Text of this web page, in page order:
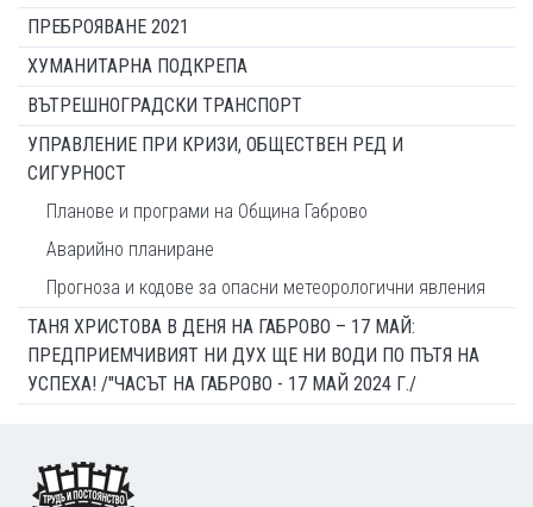
ПРЕБРОЯВАНЕ 2021
ХУМАНИТАРНА ПОДКРЕПА
ВЪТРЕШНОГРАДСКИ ТРАНСПОРТ
УПРАВЛЕНИЕ ПРИ КРИЗИ, ОБЩЕСТВЕН РЕД И
СИГУРНОСТ
Планове и програми на Община Габрово
Аварийно планиране
Прогноза и кодове за опасни метеорологични явления
ТАНЯ ХРИСТОВА В ДЕНЯ НА ГАБРОВО – 17 МАЙ:
ПРЕДПРИЕМЧИВИЯТ НИ ДУХ ЩЕ НИ ВОДИ ПО ПЪТЯ НА
УСПЕХА! /"ЧАСЪТ НА ГАБРОВО - 17 МАЙ 2024 Г./
Footer